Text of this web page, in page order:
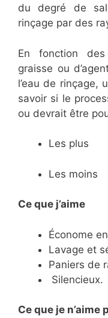
du degré de
rinçage par des
En fonction
graisse ou
l’eau de rinçage,
savoir si le
ou devrait être
Les plus
Les moins
Ce que j’aime
Économe
Lavage et
Paniers de
Silencieux.
Ce que je n’aime